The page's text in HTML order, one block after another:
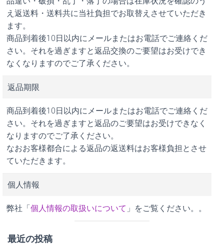
え返送料・送料共に当社負担でお取替えさせていただき
ます。
商品到着後10日以内にメールまたはお電話でご連絡くだ
さい。それを過ぎますと返品交換のご要望はお受けでき
なくなりますのでご了承ください。
返品期限
商品到着後10日以内にメールまたはお電話でご連絡くだ
さい。それを過ぎますと返品のご要望はお受けできなく
なりますのでご了承ください。
なおお客様都合による返品の返送料はお客様負担とさせ
ていただきます。
個人情報
弊社「個人情報の取扱いについて 」をご覧ください。。
最近の投稿